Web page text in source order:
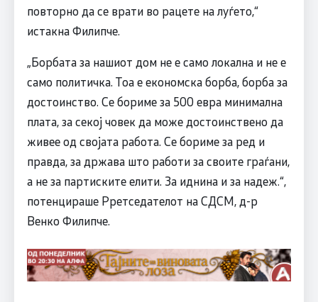
повторно да се врати во рацете на луѓето,“
истакна Филипче.
„Борбата за нашиот дом не е само локална и не е
само политичка. Тоа е економска борба, борба за
достоинство. Се бориме за 500 евра минимална
плата, за секој човек да може достоинствено да
живее од својата работа. Се бориме за ред и
правда, за држава што работи за своите граѓани,
а не за партиските елити. За иднина и за надеж.“,
потенцираше Pретседателот на СДСМ, д-р
Венко Филипче.